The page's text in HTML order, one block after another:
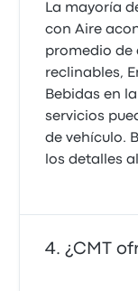
La mayoría
con Aire
promedio de
reclinables,
Bebidas en
servicios
de vehículo.
los detalles
¿CMT